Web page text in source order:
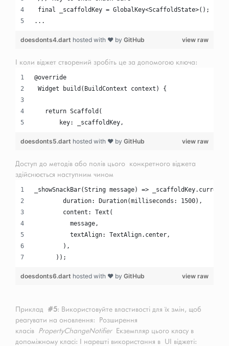
final _scaffoldKey = GlobalKey<ScaffoldState>();
...
view raw
doesdonts4.dart hosted with ❤ by GitHub
І коли віджет створений зробіть це за допомогою ключа:
@override
Widget build(BuildContext context) {
   return Scaffold(
       key: _scaffoldKey,
view raw
doesdonts5.dart hosted with ❤ by GitHub
Доступ до методів або полів цього конкретного віджета
здійснюється наступним чином
_showSnackBar(String message) =>
        duration: Duration(milliseconds: 1500),
        content: Text(
          message,
          textAlign: TextAlign.center,
        ),
      ));
view raw
doesdonts6.dart hosted with ❤ by GitHub
Приклад #5: Використовуйте властивості для їх змін, щоб
реагувати на оновлення: Розширення
класів PropertyChangeNotifierЕкземпляр цього класу в
допоміжному класі: І нарешті використання в UI віджеті: